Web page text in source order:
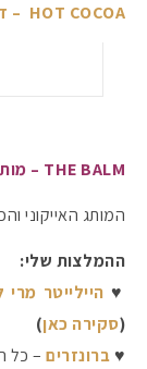
HOT COCOA – דואו ברונזר והיילייטר
THE BALM – מותג חדש שנכנס לגילטי –
המותג האייקוני
ההמלצות שלי:
♥ היילייטר מרי
(סקירה כאן)
♥ ברונזרים – כל